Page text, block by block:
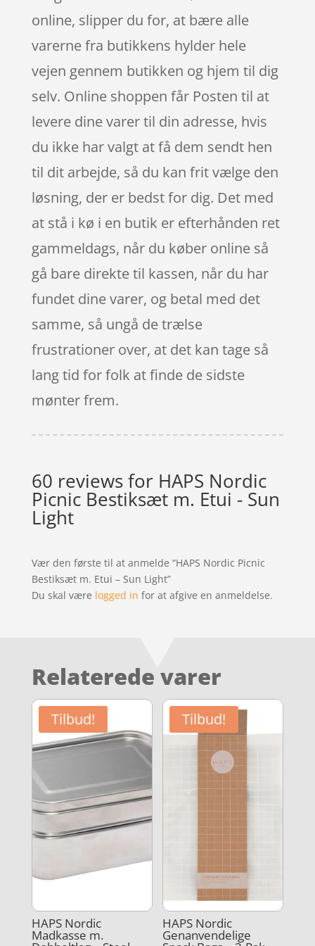
online, slipper du for, at bære alle
varerne fra butikkens hylder hele
vejen gennem butikken og hjem til dig
selv. Online shoppen får Posten til at
levere dine varer til din adresse, hvis
du ikke har valgt at få dem sendt hen
til dit arbejde, så du kan frit vælge den
løsning, der er bedst for dig. Det med
at stå i kø i en butik er efterhånden ret
gammeldags, når du køber online så
gå bare direkte til kassen, når du har
fundet dine varer, og betal med det
samme, så ungå de trælse
frustrationer over, at det kan tage så
lang tid for folk at finde de sidste
mønter frem.
60 reviews for HAPS Nordic
Picnic Bestiksæt m. Etui - Sun
Light
Vær den første til at anmelde “HAPS Nordic Picnic
Bestiksæt m. Etui – Sun Light”
Du skal være logged in for at afgive en anmeldelse.
Relaterede varer
Tilbud!
HAPS Nordic
Madkasse m.
Tilbud!
HAPS Nordic
Genanvendelige